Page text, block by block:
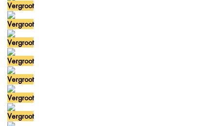
Vergroot
Vergroot
Vergroot
Vergroot
Vergroot
Vergroot
Vergroot